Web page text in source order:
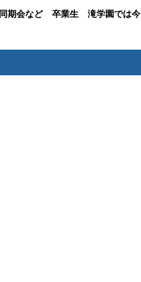
同期会など 卒業生 滝学園では今